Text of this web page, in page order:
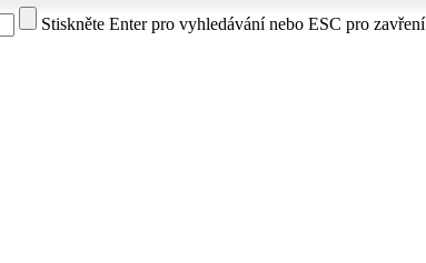
Stiskněte Enter pro vyhledávání nebo ESC pro zavření